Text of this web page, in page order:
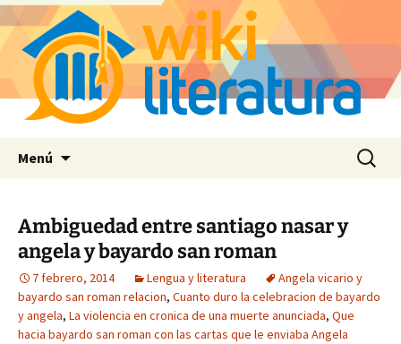
Menú Buscar:
Ambiguedad entre santiago nasar y
angela y bayardo san roman
7 febrero, 2014 Lengua y literatura
Angela vicario y
bayardo san roman relacion, Cuanto duro la celebracion de bayardo
y angela, La violencia en cronica de una muerte anunciada, Que
hacia bayardo san roman con las cartas que le enviaba Angela